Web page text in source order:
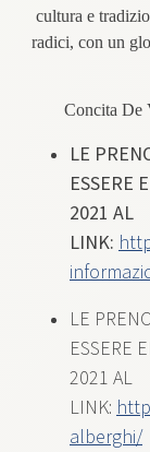
cultura e
radici, con un
Concita De
LE
ESSERE
2021 AL
LINK:
LE
ESSERE
2021 AL
LINK:
alberghi/